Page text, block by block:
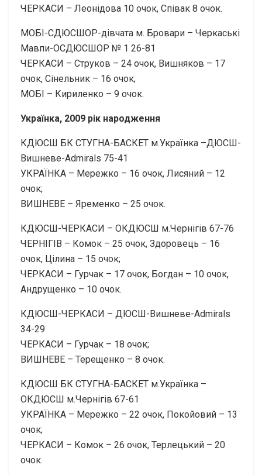
ЧЕРКАСИ – Леонідова 10 очок, Співак 8 очок.
МОБІ-СДЮСШОР-дівчата м. Бровари – Черкаські
Мавпи-ОСДЮСШОР № 1 26-81
ЧЕРКАСИ – Струков – 24 очок, Вишняков – 17
очок, Сінельник – 16 очок;
МОБІ – Кириленко – 9 очок.
Українка, 2009 рік народження
КДЮСШ БК СТУГНА-БАСКЕТ м.Українка –ДЮСШ-
Вишневе-Admirals 75-41
УКРАЇНКА – Мережко – 16 очок, Лисяний – 12
очок;
ВИШНЕВЕ – Яременко – 25 очок.
КДЮСШ-ЧЕРКАСИ – ОКДЮСШ м.Чернігів 67-76
ЧЕРНІГІВ – Комок – 25 очок, Здоровець – 16
очок, Цілина – 15 очок;
ЧЕРКАСИ – Гурчак – 17 очок, Богдан – 10 очок,
Андрущенко – 10 очок.
КДЮСШ-ЧЕРКАСИ – ДЮСШ-Вишневе-Admirals
34-29
ЧЕРКАСИ – Гурчак – 18 очок;
ВИШНЕВЕ – Терещенко – 8 очок.
КДЮСШ БК СТУГНА-БАСКЕТ м.Українка –
ОКДЮСШ м.Чернігів 67-61
УКРАЇНКА – Мережко – 22 очок, Покойовий – 13
очок;
ЧЕРКАСИ – Комок – 26 очок, Терлецький – 20
очок.